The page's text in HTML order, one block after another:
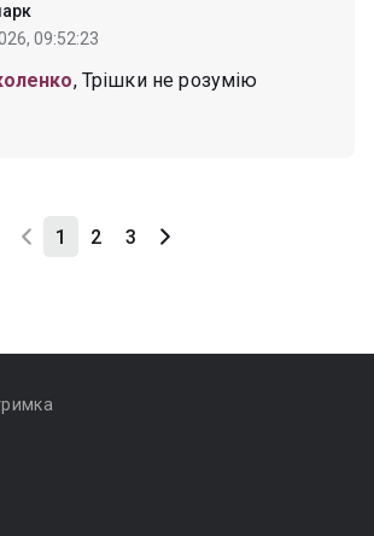
09:52:23
, Трішки не розумію
1 2 3